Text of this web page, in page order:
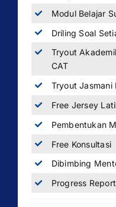
Modul Belajar
Driling Soal
Tryout
CAT
Tryout Jasmani
Free Jersey
Pembentukan
Free Konsultasi
Dibimbing
Progress